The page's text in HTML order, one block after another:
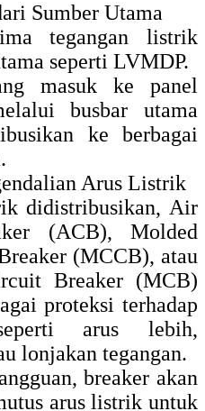
Sumber Utama
tegangan listrik
seperti LVMDP.
masuk ke panel
busbar utama
ke berbagai
Arus Listrik
didistribusikan, Air
(ACB), Molded
(MCCB), atau
Breaker (MCB)
proteksi terhadap
arus lebih,
lonjakan tegangan.
breaker akan
arus listrik untuk